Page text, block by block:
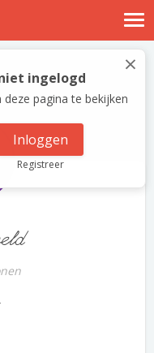
×
ingelogd
deze pagina te bekijken
Inloggen
Registreer